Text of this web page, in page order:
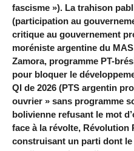
fascisme »). La trahison
(participation au
critique au gouvernement
moréniste argentine du
Zamora, programme PT-
pour bloquer le
QI de 2026 (PTS argentin
ouvrier » sans programme
bolivienne refusant le mot
face à la révolte, Révolution
construisant un parti dont